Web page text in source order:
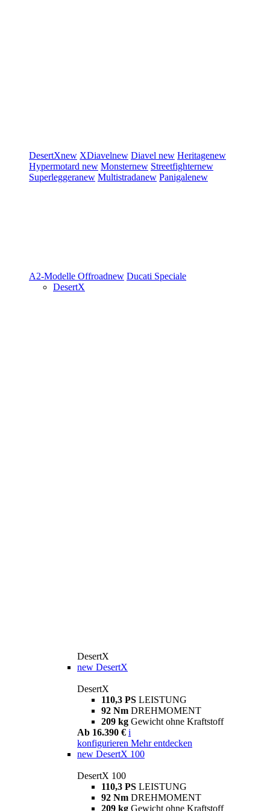
DesertXnew XDiavelnew Diavel new Heritagenew
Hypermotard new Monsternew Streetfighternew
Superleggeranew Multistradanew Panigalenew
A2-Modelle Offroadnew Ducati Speciale
DesertX
DesertX
new DesertX
DesertX
110,3 PS LEISTUNG
92 Nm DREHMOMENT
209 kg Gewicht ohne Kraftstoff
Ab 16.390 € i
konfigurieren Mehr entdecken
new DesertX 100
DesertX 100
110,3 PS LEISTUNG
92 Nm DREHMOMENT
209 kg Gewicht ohne Kraftstoff